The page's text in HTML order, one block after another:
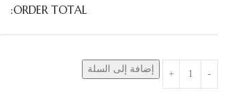
ORDER TOTAL:
إضافة إلى السلة